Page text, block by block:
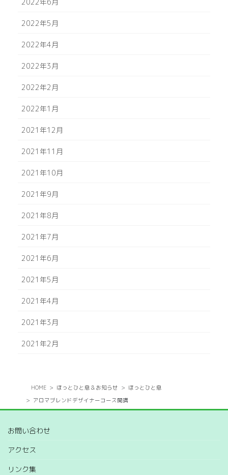
2022年5月
2022年4月
2022年3月
2022年2月
2022年1月
2021年12月
2021年11月
2021年10月
2021年9月
2021年8月
2021年7月
2021年6月
2021年5月
2021年4月
2021年3月
2021年2月
HOME ほっとひと息＆お知らせ
ほっとひと息
アロマブレンドデザイナーコース開講
お問い合わせ
アクセス
リンク集